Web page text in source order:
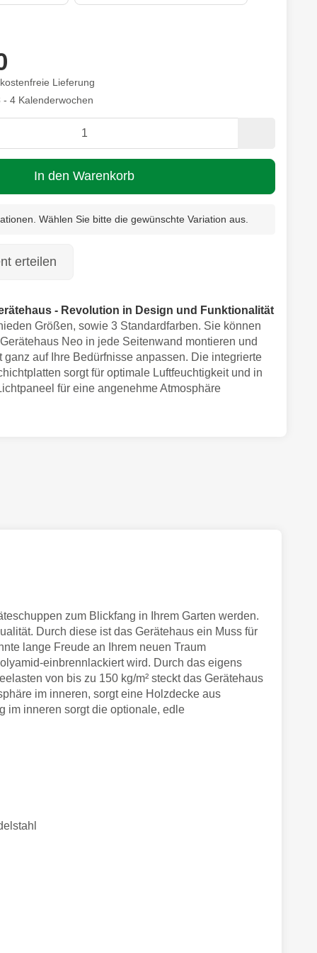
- Revolution in Design und Funktionalität
Größen, sowie 3 Standardfarben. Sie können
Neo in jede Seitenwand montieren und
ganz auf Ihre Bedürfnisse anpassen. Die integrierte
sorgt für optimale Luftfeuchtigkeit und in
für eine angenehme Atmosphäre
Lieferung
- 4 Kalenderwochen
In den Warenkorb
Wählen Sie bitte die gewünschte Variation aus.
erteilen
zum Blickfang in Ihrem Garten werden.
Durch diese ist das Gerätehaus ein Muss für
lange Freude an Ihrem neuen Traum
einbrennlackiert wird. Durch das eigens
von bis zu 150 kg/m² steckt das Gerätehaus
im inneren, sorgt eine Holzdecke aus
im inneren sorgt die optionale, edle